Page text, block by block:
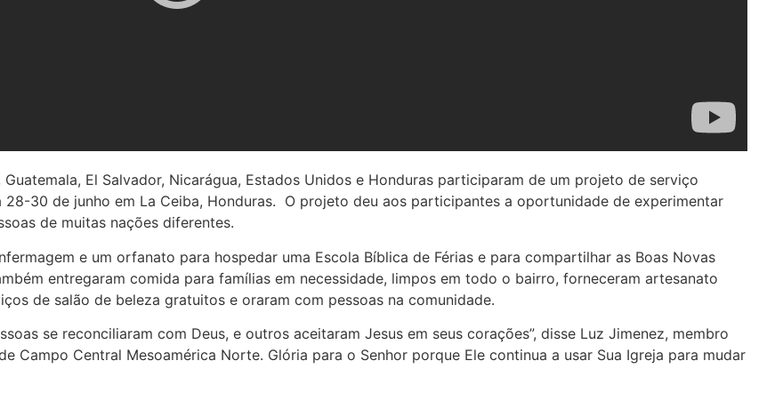
Guatemala, El Salvador, Nicarágua, Estados Unidos e Honduras participaram de um projeto de serviço
28-30 de junho em La Ceiba, Honduras. O projeto deu aos participantes a oportunidade de experimentar
de muitas nações diferentes.
e um orfanato para hospedar uma Escola Bíblica de Férias e para compartilhar as Boas Novas
entregaram comida para famílias em necessidade, limpos em todo o bairro, forneceram artesanato
de salão de beleza gratuitos e oraram com pessoas na comunidade.
se reconciliaram com Deus, e outros aceitaram Jesus em seus corações”, disse Luz Jimenez, membro
Campo Central Mesoamérica Norte. Glória para o Senhor porque Ele continua a usar Sua Igreja para mudar